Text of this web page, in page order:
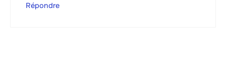
Répondre